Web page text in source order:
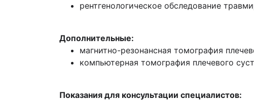
рентгенологическое обследование
Дополнительные:
магнитно-резонансная томография
компьютерная томография плечевого
Показания для консультации специалистов: